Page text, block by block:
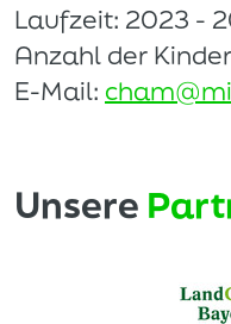
Laufzeit: 2023 -
Anzahl der
E-Mail:
Unsere